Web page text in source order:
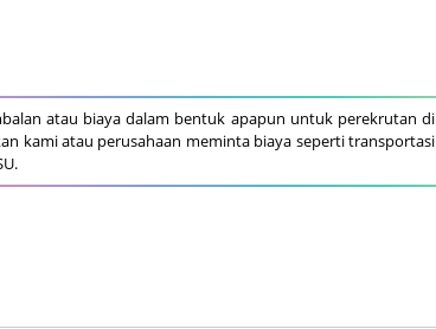
atau biaya dalam bentuk apapun untuk perekrutan di
kami atau perusahaan meminta biaya seperti transportasi